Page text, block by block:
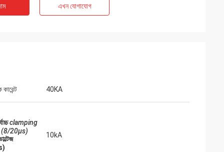
আমাদের কী প্রয়োজন
এখন যোগাযোগ
কারেন্ট 40KA
clamping
20μs)
10kA